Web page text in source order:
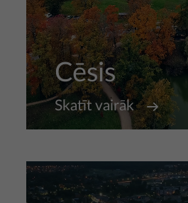
Cēsis
Skatīt vairāk